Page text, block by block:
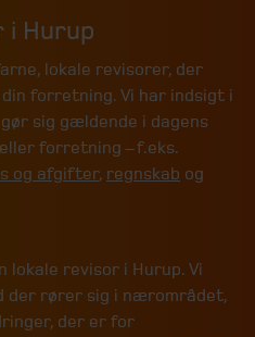
i Hurup
lokale revisorer, der
forretning. Vi har indsigt i
sig gældende i dagens
forretning – f.eks.
og afgifter, regnskab og
lokale revisor i Hurup. Vi
der rører sig i nærområdet,
der er for